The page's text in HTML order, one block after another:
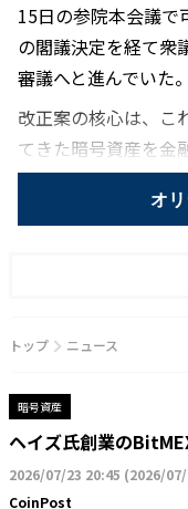
15日の参院本会議で
の閣議決定を経て衆
審議へと進んでいた。
改正案の核心は、こ
てきた暗号資産を金
オ
トップ ニュース
暗号資産
ヘイズ氏創業の
2026/07/23 20:45 (2026/
CoinPost